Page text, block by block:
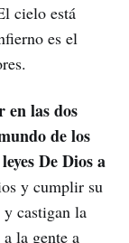
cielo está
es el
en las dos
de los
De Dios a
y cumplir su
castigan la
la gente a